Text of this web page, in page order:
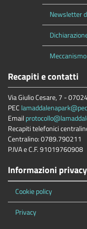
Newsletter
Recapiti e contatti
Via Giulio Cesare, 7 -
PEC
Email
Recapiti telefonici
Centralino: 0789.790211
P.IVA e C.F. 91019760908
Informazioni
Cookie policy
Privacy